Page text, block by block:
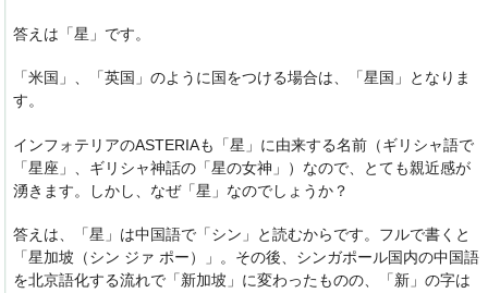
答えは「星」です。
「米国」、「英国」のように国をつける場合は、「星国」となりま
す。
インフォテリアのASTERIAも「星」に由来する名前（ギリシャ語で
「星座」、ギリシャ神話の「星の女神」）なので、とても親近感が
湧きます。しかし、なぜ「星」なのでしょうか？
答えは、「星」は中国語で「シン」と読むからです。フルで書くと
「星加坡（シン ジァ ポー）」。その後、シンガポール国内の中国語
を北京語化する流れで「新加坡」に変わったものの、「新」の字は